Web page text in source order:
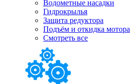
Водометные насадки
Гидрокрылья
Защита редуктора
Подъём и откидка мотора
Смотреть все